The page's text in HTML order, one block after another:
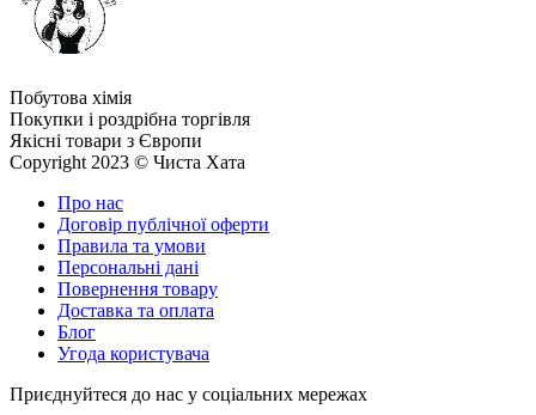
Побутова хімія
Покупки і роздрібна торгівля
Якісні товари з Європи
Copyright 2023 © Чиста Хата
Про нас
Договір публічної оферти
Правила та умови
Персональні дані
Повернення товару
Доставка та оплата
Блог
Угода користувача
Приєднуйтеся до нас у соціальних мережах